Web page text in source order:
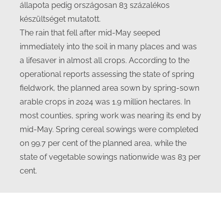
állapota pedig országosan 83 százalékos
készültséget mutatott.
The rain that fell after mid-May seeped
immediately into the soil in many places and was
a lifesaver in almost all crops. According to the
operational reports assessing the state of spring
fieldwork, the planned area sown by spring-sown
arable crops in 2024 was 1.9 million hectares. In
most counties, spring work was nearing its end by
mid-May. Spring cereal sowings were completed
on 99.7 per cent of the planned area, while the
state of vegetable sowings nationwide was 83 per
cent.